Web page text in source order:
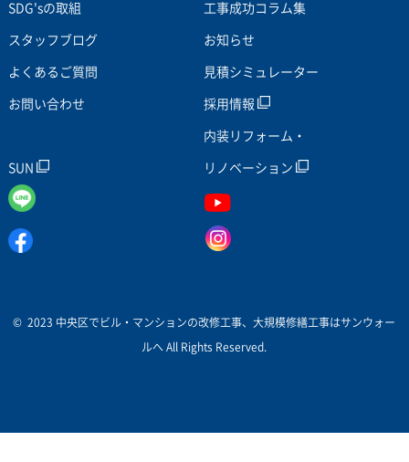
SDG'sの取組 工事成功コラム集
スタッフブログ お知らせ
よくあるご質問 見積シミュレーター
お問い合わせ 採用情報
SUN
内装リフォーム・
リノベーション
© 2023 中央区でビル・マンションの改修工事、大規模修繕工事はサンウォー
ルへ All Rights Reserved.